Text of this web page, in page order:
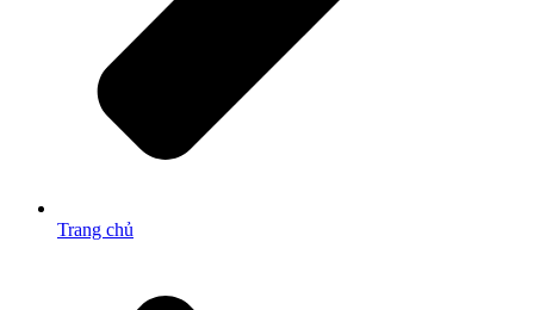
Trang chủ